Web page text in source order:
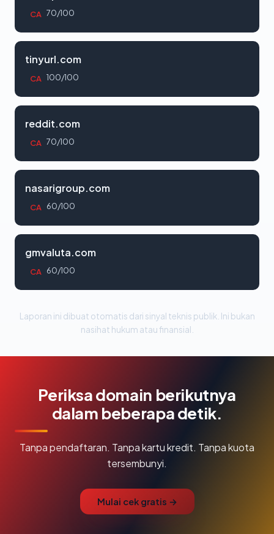
CA 70/100
tinyurl.com
CA 100/100
reddit.com
CA 70/100
nasarigroup.com
CA 60/100
gmvaluta.com
CA 60/100
Laporan ini dibuat otomatis dari sinyal teknis publik. Ini bukan
nasihat hukum atau finansial.
Periksa domain berikutnya
dalam beberapa detik.
Tanpa pendaftaran. Tanpa kartu kredit. Tanpa kuota
tersembunyi.
Mulai cek gratis →